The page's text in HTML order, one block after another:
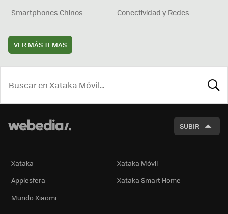
Smartphones Chinos
Conectividad y Redes
VER MÁS TEMAS
SUBIR
Xataka
Xataka Móvil
Applesfera
Xataka Smart Home
Mundo Xiaomi